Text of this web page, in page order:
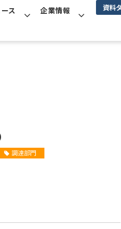
ス 企業情報 資料
調達部門